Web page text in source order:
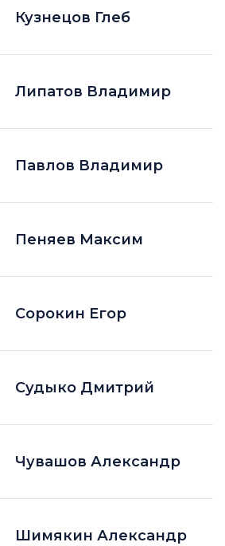
Кузнецов Глеб
Липатов Владимир
Павлов Владимир
Пеняев Максим
Сорокин Егор
Судыко Дмитрий
Чувашов Александр
Шимякин Александр